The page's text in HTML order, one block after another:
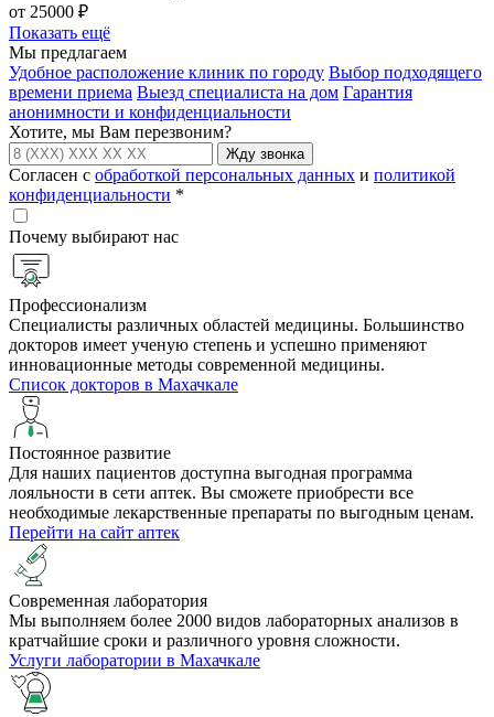
от 25000 ₽
Показать ещё
Мы предлагаем
Удобное расположение клиник по городу Выбор подходящего
времени приема Выезд специалиста на дом Гарантия
анонимности и конфиденциальности
Хотите, мы Вам перезвоним?
Жду звонка
Согласен с обработкой персональных данных и политикой
конфиденциальности *
Почему выбирают нас
Профессионализм
Специалисты различных областей медицины. Большинство
докторов имеет ученую степень и успешно применяют
инновационные методы современной медицины.
Список докторов в Махачкале
Постоянное развитие
Для наших пациентов доступна выгодная программа
лояльности в сети аптек. Вы сможете приобрести все
необходимые лекарственные препараты по выгодным ценам.
Перейти на сайт аптек
Cовременная лаборатория
Мы выполняем более 2000 видов лабораторных анализов в
кратчайшие сроки и различного уровня сложности.
Услуги лаборатории в Махачкале